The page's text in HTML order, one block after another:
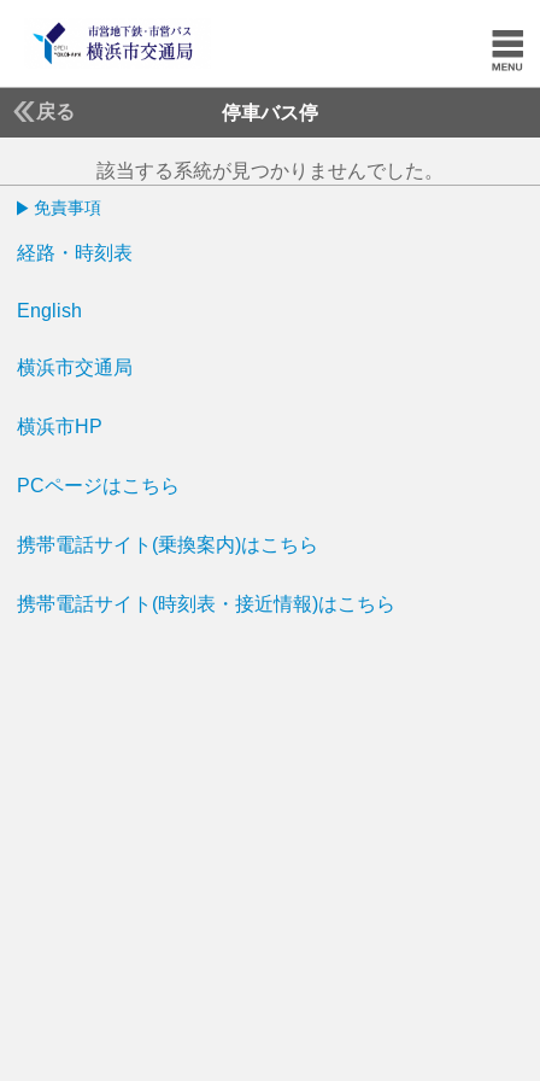
戻る 停車バス停
該当する系統が見つかりませんでした。
免責事項
経路・時刻表
English
横浜市交通局
横浜市HP
PCページはこちら
携帯電話サイト(乗換案内)はこちら
携帯電話サイト(時刻表・接近情報)はこちら